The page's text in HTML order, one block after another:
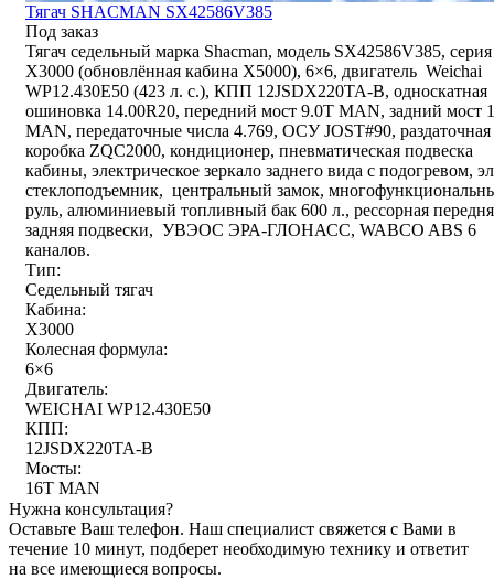
Тягач SHACMAN SX42586V385
Под заказ
Тягач седельный марка Shacman, модель SX42586V385, серия
Х3000 (обновлённая кабина X5000), 6×6, двигатель Weichai
WP12.430E50 (423 л. с.), КПП 12JSDX220TA-B, односкатная
ошиновка 14.00R20, передний мост 9.0T MAN, задний мост
MAN, передаточные числа 4.769, ОСУ JOST#90, раздаточная
коробка ZQC2000, кондиционер, пневматическая подвеска
кабины, электрическое зеркало заднего вида с подогревом,
стеклоподъемник, центральный замок,
руль, алюминиевый топливный бак 600 л., рессорная
задняя подвески, УВЭОС ЭРА-ГЛОНАСС, WABCO ABS 6
каналов.
Тип:
Седельный тягач
Кабина:
X3000
Колесная формула:
6×6
Двигатель:
WEICHAI WP12.430E50
КПП:
12JSDX220TA-B
Мосты:
16T MAN
Нужна консультация?
Оставьте Ваш телефон. Наш специалист свяжется с Вами в
течение 10 минут, подберет необходимую технику и ответит
на все имеющиеся вопросы.